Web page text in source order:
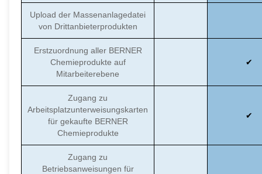
Upload der Massenanlagedatei
von Drittanbieterprodukten
Erstzuordnung aller BERNER
Chemieprodukte auf
Mitarbeiterebene
Zugang zu
Arbeitsplatzunterweisungskarten
für gekaufte BERNER
Chemieprodukte
Zugang zu
Betriebsanweisungen für